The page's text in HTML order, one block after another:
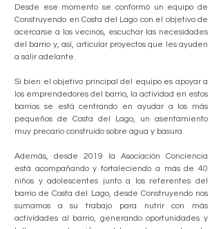
Desde ese momento se conformó un equipo de
Construyendo en Costa del Lago con el objetivo de
acercarse a los vecinos, escuchar las necesidades
del barrio y, así, articular proyectos que les ayuden
a salir adelante.
Si bien el objetivo principal del equipo es apoyar a
los emprendedores del barrio, la actividad en estos
barrios se está centrando en ayudar a los más
pequeños de Costa del Lago, un asentamiento
muy precario construido sobre agua y basura.​
Además, desde 2019 la Asociación Conciencia
está acompañando y fortaleciendo a más de 40
niños y adolescentes junto a los referentes del
barrio de Costa del Lago, desde Construyendo nos
sumamos a su trabajo para nutrir con más
actividades al barrio, generando oportunidades y